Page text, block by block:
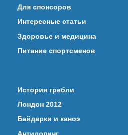
Для спонсоров
Интересные статьи
Здоровье и медицина
Питание спортсменов
История гребли
Лондон 2012
Байдарки и каноэ
Антидопинг